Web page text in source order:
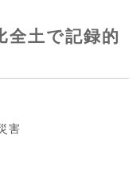
土で記録的
害